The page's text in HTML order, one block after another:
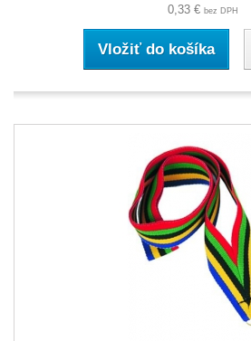
0,33 € bez DPH
Vložiť do košíka